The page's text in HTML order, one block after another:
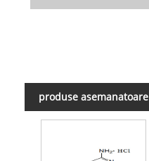
produse asemanatoare